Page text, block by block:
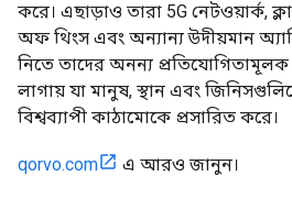
করে। এছাড়াও তারা 5G নেটওয়ার্ক,
অফ থিংস এবং অন্যান্য উদীয়মান
নিতে তাদের অনন্য
লাগায় যা মানুষ, স্থান এবং
বিশ্বব্যাপী কাঠামোকে প্রসারিত করে।
qorvo.com এ আরও জানুন।